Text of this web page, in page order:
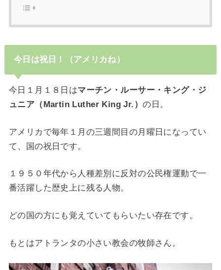
今日は祝日！（アメリカね）
今日１月１８日はマーチン・ルーサー・キング・ジ
ュニア（Martin Luther King Jr.）の日。
アメリカで毎年１月の三週間目の月曜日になってい
て、国の祝日です。
１９５０年代から人種差別に反対の公民権運動で一
番活躍した歴史上に残る人物。
どの国の方にも覚えていてもらいたい存在です。
もとはアトランタの小さい教会の牧師さん。